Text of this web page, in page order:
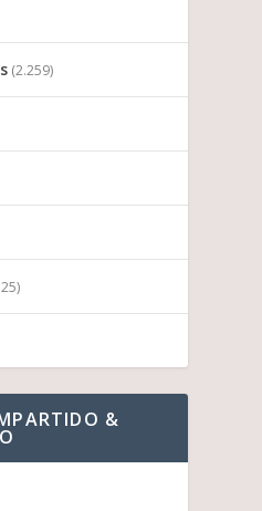
(2.259)
&